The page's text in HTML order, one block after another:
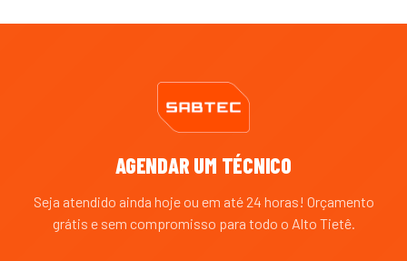
AGENDAR UM TÉCNICO
Seja atendido ainda hoje ou em até 24 horas! Orçamento
grátis e sem compromisso para todo o Alto Tietê.